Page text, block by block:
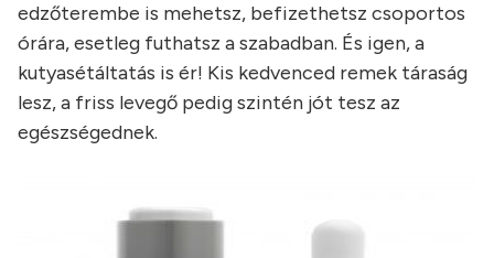
edzőterembe is mehetsz, befizethetsz csoportos
órára, esetleg futhatsz a szabadban. És igen, a
kutyasétáltatás is ér! Kis kedvenced remek táraság
lesz, a friss levegő pedig szintén jót tesz az
egészségednek.